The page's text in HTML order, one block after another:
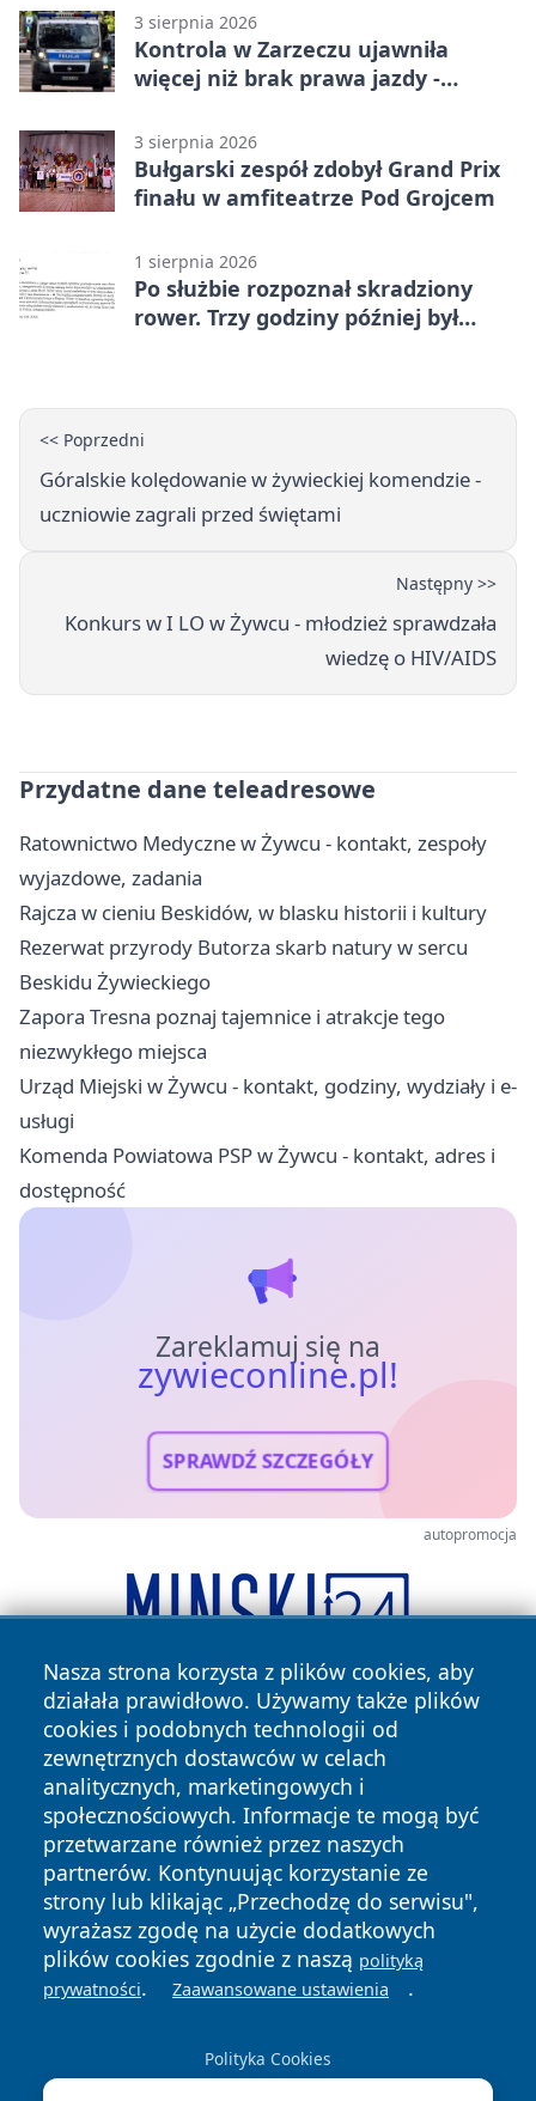
3 sierpnia 2026
Kontrola w Zarzeczu ujawniła
więcej niż brak prawa jazdy -
3 sierpnia 2026
Bułgarski zespół zdobył Grand Prix
finału w amfiteatrze Pod Grojcem
1 sierpnia 2026
Po służbie rozpoznał skradziony
rower. Trzy godziny później był
<< Poprzedni
Góralskie kolędowanie w żywieckiej komendzie -
uczniowie zagrali przed świętami
Następny >>
Konkurs w I LO w Żywcu - młodzież sprawdzała
wiedzę o HIV/AIDS
Przydatne dane teleadresowe
Ratownictwo Medyczne w Żywcu - kontakt, zespoły
wyjazdowe, zadania
Rajcza w cieniu Beskidów, w blasku historii i kultury
Rezerwat przyrody Butorza skarb natury w sercu
Beskidu Żywieckiego
Zapora Tresna poznaj tajemnice i atrakcje tego
niezwykłego miejsca
Urząd Miejski w Żywcu - kontakt, godziny, wydziały i e-
usługi
Komenda Powiatowa PSP w Żywcu - kontakt, adres i
dostępność
Zareklamuj się na
zywieconline.pl!
SPRAWDŹ SZCZEGÓŁY
autopromocja
Nasza strona korzysta z plików cookies, aby
działała prawidłowo. Używamy także plików
cookies i podobnych technologii od
zewnętrznych dostawców w celach
analitycznych, marketingowych i
społecznościowych. Informacje te mogą być
przetwarzane również przez naszych
partnerów. Kontynuując korzystanie ze
strony lub klikając „Przechodzę do serwisu",
wyrażasz zgodę na użycie dodatkowych
plików cookies zgodnie z naszą polityką
prywatności. Zaawansowane ustawienia .
Polityka Cookies
Copyright © 2026 zywieconline.pl Wszystkie prawa
zastrzeżone.
News Autorzy
Polityka
Prywatności
Polityka
Cookies